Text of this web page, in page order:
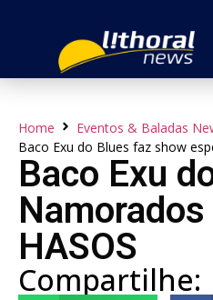
Home
Eventos & Baladas
Baco Exu do Blues faz show
Baco Exu
HASOS
Compartilhe: